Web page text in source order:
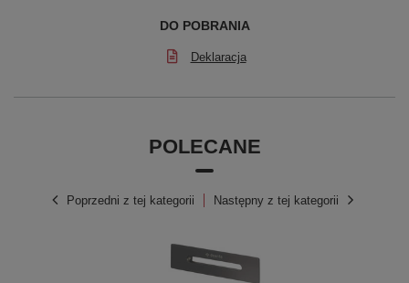
DO POBRANIA
Deklaracja
POLECANE
Poprzedni z tej kategorii Następny z tej kategorii